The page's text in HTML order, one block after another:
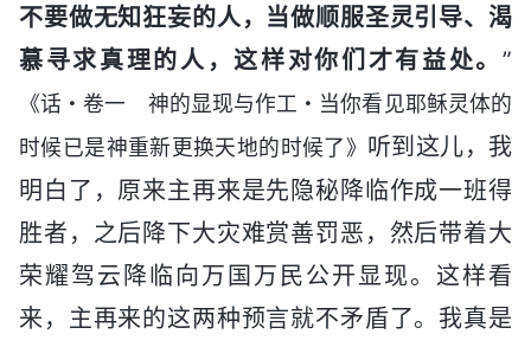
不要做无知狂妄的人，当做顺服圣灵引导、渴
慕寻求真理的人，这样对你们才有益处。 ”
《话・卷一 神的显现与作工・当你看见耶稣灵体的
时候已是神重新更换天地的时候了》 听到这儿，我
明白了，原来主再来是先隐秘降临作成一班得
胜者，之后降下大灾难赏善罚恶，然后带着大
荣耀驾云降临向万国万民公开显现。这样看
来，主再来的这两种预言就不矛盾了。我真是